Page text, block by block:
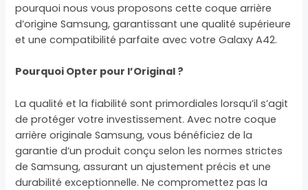
pourquoi nous vous proposons cette coque arrière
d’origine Samsung, garantissant une qualité supérieure
et une compatibilité parfaite avec votre Galaxy A42.
Pourquoi Opter pour l’Original ?
La qualité et la fiabilité sont primordiales lorsqu’il s’agit
de protéger votre investissement. Avec notre coque
arrière originale Samsung, vous bénéficiez de la
garantie d’un produit conçu selon les normes strictes
de Samsung, assurant un ajustement précis et une
durabilité exceptionnelle. Ne compromettez pas la